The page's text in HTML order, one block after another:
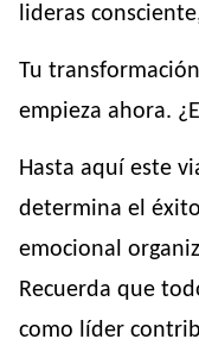
lideras
Tu
empieza ahora.
Hasta aquí este
determina el
emocional
Recuerda que
como líder